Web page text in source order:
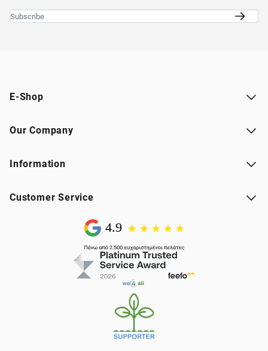
E-Shop
Our Company
Information
Customer Service